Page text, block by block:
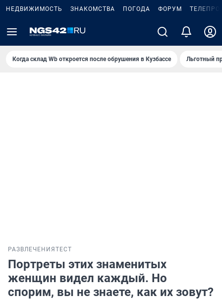
НЕДВИЖИМОСТЬ ЗНАКОМСТВА ПОГОДА ФОРУМ
Когда склад Wb откроется после обрушения в Кузбассе Льготный
РАЗВЛЕЧЕНИЯ ТЕСТ
Портреты этих знаменитых
женщин видел каждый. Но
спорим, вы не знаете, как их зовут?